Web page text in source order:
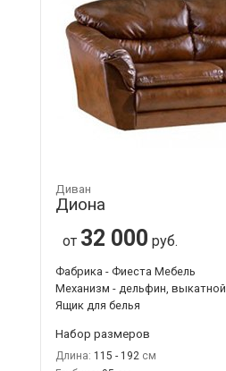
Диван
Диона
от 32 000 руб.
Фабрика - Фиеста Мебель
Механизм - дельфин, выкатной
Ящик для белья
Набор размеров
Длина: 115 - 192